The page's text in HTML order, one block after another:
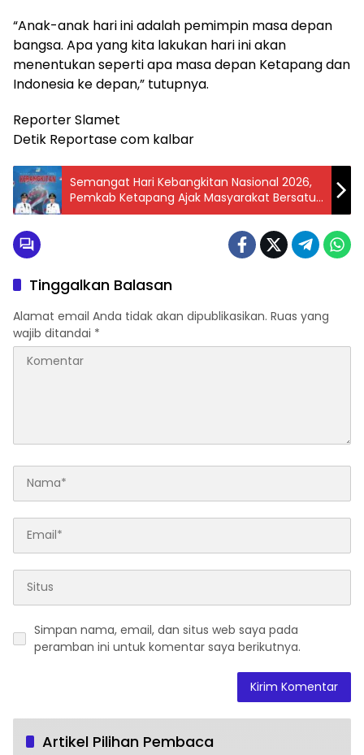
“Anak-anak hari ini adalah pemimpin masa depan
bangsa. Apa yang kita lakukan hari ini akan
menentukan seperti apa masa depan Ketapang dan
Indonesia ke depan,” tutupnya.
Reporter Slamet
Detik Reportase com kalbar
Semangat Hari Kebangkitan Nasional 2026,
Pemkab Ketapang Ajak Masyarakat Bersatu
Bangun Daerah
Tinggalkan Balasan
Alamat email Anda tidak akan dipublikasikan. Ruas yang
wajib ditandai *
Simpan nama, email, dan situs web saya pada
peramban ini untuk komentar saya berikutnya.
Artikel Pilihan Pembaca